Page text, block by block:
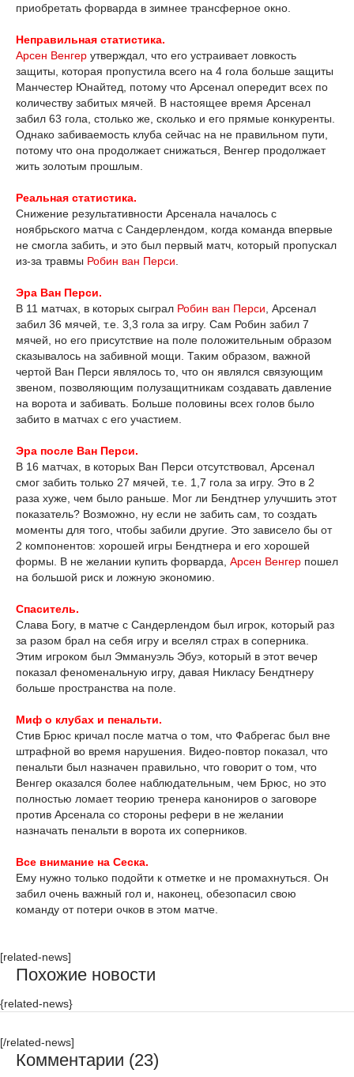
приобретать форварда в зимнее трансферное окно.
Неправильная статистика.
Арсен Венгер утверждал, что его устраивает ловкость
защиты, которая пропустила всего на 4 гола больше защиты
Манчестер Юнайтед, потому что Арсенал опередит всех по
количеству забитых мячей. В настоящее время Арсенал
забил 63 гола, столько же, сколько и его прямые конкуренты.
Однако забиваемость клуба сейчас на не правильном пути,
потому что она продолжает снижаться, Венгер продолжает
жить золотым прошлым.
Реальная статистика.
Снижение результативности Арсенала началось с
ноябрьского матча с Сандерлендом, когда команда впервые
не смогла забить, и это был первый матч, который пропускал
из-за травмы Робин ван Перси.
Эра Ван Перси.
В 11 матчах, в которых сыграл Робин ван Перси, Арсенал
забил 36 мячей, т.е. 3,3 гола за игру. Сам Робин забил 7
мячей, но его присутствие на поле положительным образом
сказывалось на забивной мощи. Таким образом, важной
чертой Ван Перси являлось то, что он являлся связующим
звеном, позволяющим полузащитникам создавать давление
на ворота и забивать. Больше половины всех голов было
забито в матчах с его участием.
Эра после Ван Перси.
В 16 матчах, в которых Ван Перси отсутствовал, Арсенал
смог забить только 27 мячей, т.е. 1,7 гола за игру. Это в 2
раза хуже, чем было раньше. Мог ли Бендтнер улучшить этот
показатель? Возможно, ну если не забить сам, то создать
моменты для того, чтобы забили другие. Это зависело бы от
2 компонентов: хорошей игры Бендтнера и его хорошей
формы. В не желании купить форварда, Арсен Венгер пошел
на большой риск и ложную экономию.
Спаситель.
Слава Богу, в матче с Сандерлендом был игрок, который раз
за разом брал на себя игру и вселял страх в соперника.
Этим игроком был Эммануэль Эбуэ, который в этот вечер
показал феноменальную игру, давая Никласу Бендтнеру
больше пространства на поле.
Миф о клубах и пенальти.
Стив Брюс кричал после матча о том, что Фабрегас был вне
штрафной во время нарушения. Видео-повтор показал, что
пенальти был назначен правильно, что говорит о том, что
Венгер оказался более наблюдательным, чем Брюс, но это
полностью ломает теорию тренера канониров о заговоре
против Арсенала со стороны рефери в не желании
назначать пенальти в ворота их соперников.
Все внимание на Сеска.
Ему нужно только подойти к отметке и не промахнуться. Он
забил очень важный гол и, наконец, обезопасил свою
команду от потери очков в этом матче.
[related-news]
Похожие новости
{related-news}
[/related-news]
Комментарии (23)